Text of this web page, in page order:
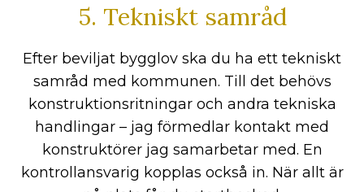
5. Tekniskt samråd
Efter beviljat bygglov ska du ha ett tekniskt
samråd med kommunen. Till det behövs
konstruktionsritningar och andra tekniska
handlingar – jag förmedlar kontakt med
konstruktörer jag samarbetar med. En
kontrollansvarig kopplas också in. När allt är